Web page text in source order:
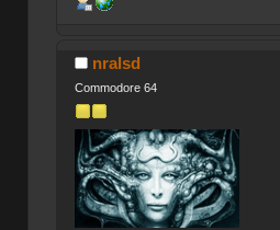
nralsd
Commodore 64